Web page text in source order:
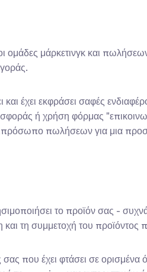
ομάδες μάρκετινγκ και
έχει εκφράσει σαφές
ή χρήση φόρμας
πωλήσεων για μια
το προϊόν σας -
τη συμμετοχή του προϊόντος
που έχει φτάσει σε ορισμένα